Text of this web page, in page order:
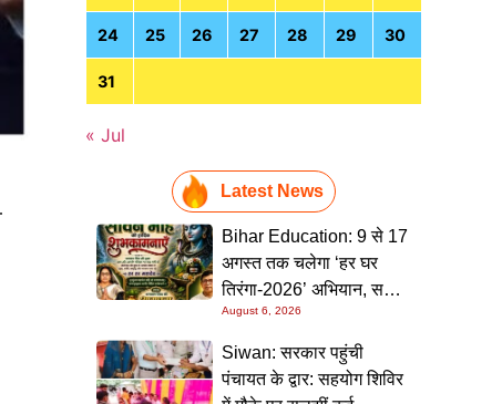
24 25 26 27 28 29 30
31
« Jul
Latest News
Bihar Education: 9 से 17
अगस्त तक चलेगा ‘हर घर
तिरंगा-2026’ अभियान, सभी
स्कूलों को दिए गए विस्तृत
निर्देश
August 6, 2026
Siwan: सरकार पहुंची
पंचायत के द्वार: सहयोग शिविर